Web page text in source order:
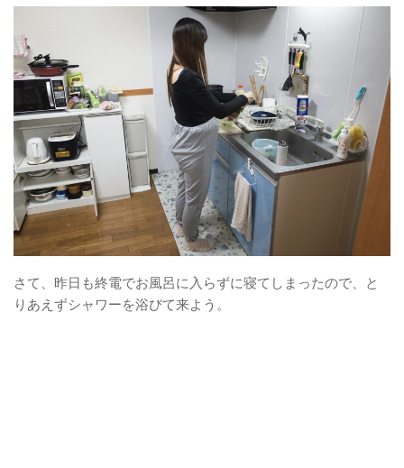
さて、昨日も終電でお風呂に入らずに寝てしまったので、と
りあえずシャワーを浴びて来よう。